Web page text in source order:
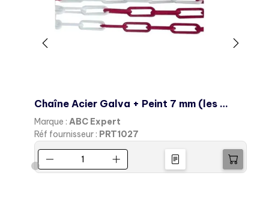
Chaîne Acier Galva + Peint 7 mm (les 10 ml)
Marque : ABC Expert
Réf fournisseur : PRT1027